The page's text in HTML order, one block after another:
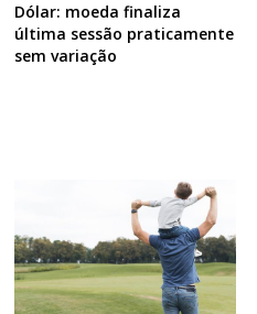
Dólar: moeda finaliza
última sessão praticamente
sem variação